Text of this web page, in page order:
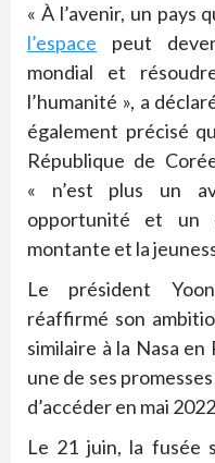
« À l’avenir, un pays
l’espace peut
mondial et
l’humanité », a
également précisé
République de
« n’est plus un
opportunité et un
montante et la
Le président
réaffirmé son
similaire à la Nasa
une de ses
d’accéder en mai
Le 21 juin, la fusée